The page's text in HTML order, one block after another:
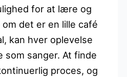
for at lære og
det er en lille café
kan hver oplevelse
som sanger. At finde
proces, og